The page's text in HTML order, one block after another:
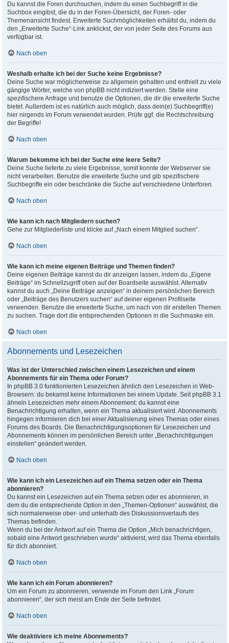
Du kannst die Foren durchsuchen, indem du einen Suchbegriff in die
Suchbox eingibst, die du in der Foren-Übersicht, der Foren- oder
Themenansicht findest. Erweiterte Suchmöglichkeiten erhältst du, indem du
den „Erweiterte Suche“-Link anklickst, der von jeder Seite des Forums aus
verfügbar ist.
Nach oben
Weshalb erhalte ich bei der Suche keine Ergebnisse?
Deine Suche war möglicherweise zu allgemein gehalten und enthielt zu viele
gängige Wörter, welche von phpBB nicht indiziert werden. Stelle eine
spezifischere Anfrage und benutze die Optionen, die dir die erweiterte Suche
bietet. Außerdem ist es natürlich auch möglich, dass dein(e) Suchbegriff(e)
hier nirgends im Forum verwendet wurden. Prüfe ggf. die Rechtschreibung
der Begriffe!
Nach oben
Warum bekomme ich bei der Suche eine leere Seite?
Deine Suche lieferte zu viele Ergebnisse, somit konnte der Webserver sie
nicht verarbeiten. Benutze die erweiterte Suche und gib spezifischere
Suchbegriffe ein oder beschränke die Suche auf verschiedene Unterforen.
Nach oben
Wie kann ich nach Mitgliedern suchen?
Gehe zur Mitgliederliste und klicke auf „Nach einem Mitglied suchen“.
Nach oben
Wie kann ich meine eigenen Beiträge und Themen finden?
Deine eigenen Beiträge kannst du dir anzeigen lassen, indem du „Eigene
Beiträge“ im Schnellzugriff oben auf der Boardseite auswählst. Alternativ
kannst du auch „Deine Beiträge anzeigen“ in deinem persönlichen Bereich
oder „Beiträge des Benutzers suchen“ auf deiner eigenen Profilseite
verwenden. Benutze die erweiterte Suche, um nach von dir erstellen Themen
zu suchen. Trage dort die entsprechenden Optionen in die Suchmaske ein.
Nach oben
Abonnements und Lesezeichen
Was ist der Unterschied zwischen einem Lesezeichen und einem
Abonnements für ein Thema oder Forum?
In phpBB 3.0 funktionierten Lesezeichen ähnlich den Lesezeichen in Web-
Browsern: du bekamst keine Informationen bei einem Update. Seit phpBB 3.1
ähneln Lesezeichen mehr einem Abonnement: du kannst eine
Benachrichtigung erhalten, wenn ein Thema aktualisiert wird. Abonnements
hingegen informieren dich bei einer Aktualisierung eines Themas oder eines
Forums des Boards. Die Benachrichtigungsoptionen für Lesezeichen und
Abonnements können im persönlichen Bereich unter „Benachrichtigungen
einstellen“ geändert werden.
Nach oben
Wie kann ich ein Lesezeichen auf ein Thema setzen oder ein Thema
abonnieren?
Du kannst ein Lesezeichen auf ein Thema setzen oder es abonnieren, in
dem du die entsprechende Option in den „Themen-Optionen“ auswählst, die
sich normalerweise ober- und unterhalb des Diskussionsverlaufs des
Themas befinden.
Wenn du bei der Antwort auf ein Thema die Option „Mich benachrichtigen,
sobald eine Antwort geschrieben wurde“ aktivierst, wird das Thema ebenfalls
für dich abonniert.
Nach oben
Wie kann ich ein Forum abonnieren?
Um ein Forum zu abonnieren, verwende im Forum den Link „Forum
abonnieren“, der sich meist am Ende der Seite befindet.
Nach oben
Wie deaktiviere ich meine Abonnements?